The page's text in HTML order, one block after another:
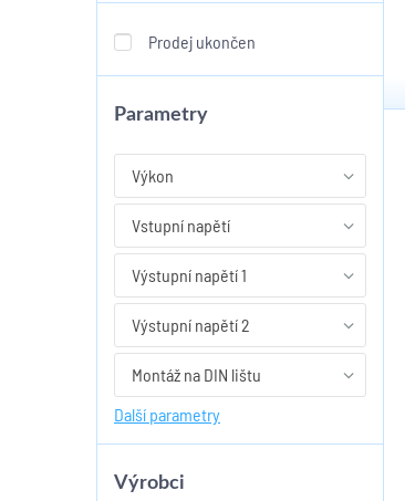
Prodej ukončen
Parametry
Výkon
Vstupní napětí
Výstupní napětí 1
Výstupní napětí 2
Montáž na DIN lištu
Další parametry
Výrobci